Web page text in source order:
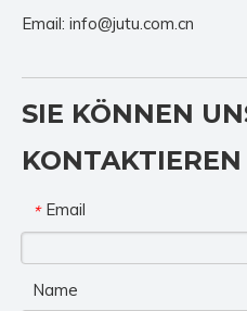
Email: info@jutu.com.cn
SIE KÖNNEN
KONTAKTIEREN
* Email
Name